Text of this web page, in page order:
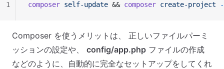
composer self-update && composer create-project
1
Composer を使うメリットは、 正しいファイルパーミ
ッションの設定や、 config/app.php ファイルの作成
などのように、自動的に完全なセットアップをしてくれ